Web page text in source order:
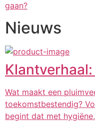
gaan?
Nieuws
Wat maakt een
toekomstbestendig?
begint dat met